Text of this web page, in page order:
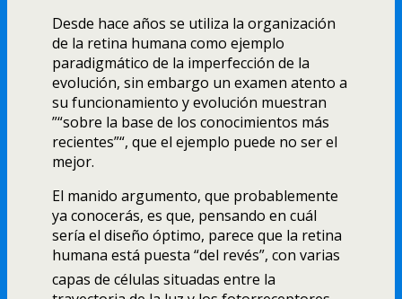
Desde hace años se utiliza la organización
de la retina humana como ejemplo
paradigmático de la imperfección de la
evolución, sin embargo un examen atento a
su funcionamiento y evolución muestran
”“sobre la base de los conocimientos más
recientes”“, que el ejemplo puede no ser el
mejor.
El manido argumento, que probablemente
ya conocerás, es que, pensando en cuál
serí­a el diseño óptimo, parece que la retina
humana está puesta “del revés”, con varias
capas de células situadas entre la